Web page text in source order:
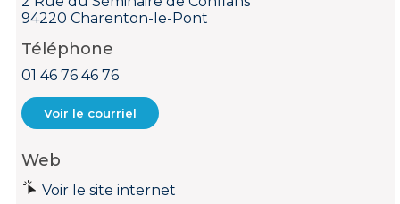
94220 Charenton-le-Pont
Téléphone
01 46 76 46 76
Voir le courriel
Web
Voir le site internet